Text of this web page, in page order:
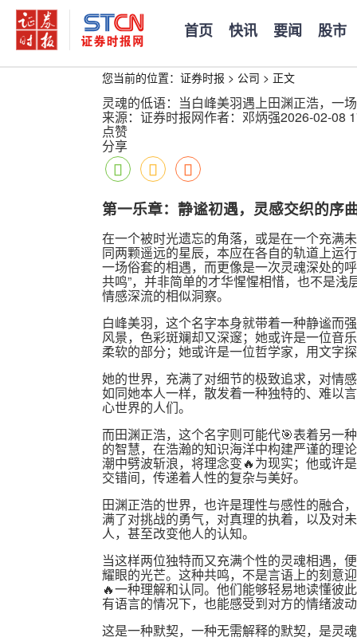
首页 快讯 要闻 股市
您当前的位置： 证券时报 > 公司 > 正文
灵魂的低语：当白峰美羽遇上田渊正浩，一
来源：证券时报网作者：邓炳强2026-02-08
点赞
分享
第一乐章：静谧初遇，灵感交织的序
在一个被时光遗忘的角落，或是在一个充满
同两颗遥远的星辰，本应在各自的轨道上运
一场俗套的相遇，而更像是一次灵魂深处的
共鸣”，并非简单的才华惺惺相惜，也不是
情感深流的相似洞察。
白峰美羽，这个名字本身就带着一种静谧而
风景，色彩斑斓却又深邃；她或许是一位音
柔软的部分；她或许是一位哲学家，用文字
她的世界，充满了对细节的极致追求，对情
如同她本人一样，散发着一种独特的、难以
心世界的人们。
而田渊正浩，这个名字则可能代🎯表着另一
的智慧，在浩瀚的知识海洋中构建严谨的理
潮中劈波斩浪，将理念变🔥为现实；他或许
交错间，传递着人性的复杂与美好。
田渊正浩的世界，也许是理性与感性的融合
满了对挑战的勇气，对真理的执着，以及对
人，甚至改变他人的认知。
当这样两位独特而又充满个性的灵魂相遇，
耀眼的光芒。这种共鸣，不是言语上的刻意
🔥一种理解和认同。他们能够轻易地读懂彼
有语言的情况下，也能感受到对方的情绪波
这是一种默契，一种无需解释的默契，是灵